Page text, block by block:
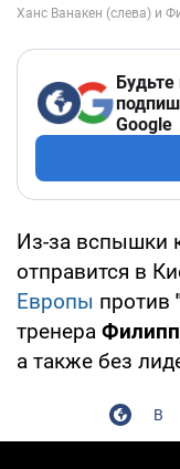
Google
Из-за вспышки
отправится в
Европы против
тренера
а также без